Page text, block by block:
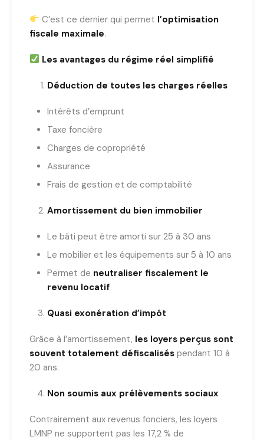
C’est ce dernier qui permet l’optimisation
fiscale maximale.
Les avantages du régime réel simplifié
Déduction de toutes les charges réelles
Intérêts d’emprunt
Taxe foncière
Charges de copropriété
Assurance
Frais de gestion et de comptabilité
Amortissement du bien immobilier
Le bâti peut être amorti sur 25 à 30 ans
Le mobilier et les équipements sur 5 à 10 ans
Permet de neutraliser fiscalement le
revenu locatif
Quasi exonération d’impôt
Grâce à l’amortissement, les loyers perçus sont
souvent totalement défiscalisés pendant 10 à
20 ans.
Non soumis aux prélèvements sociaux
Contrairement aux revenus fonciers, les loyers
LMNP ne supportent pas les 17,2 % de